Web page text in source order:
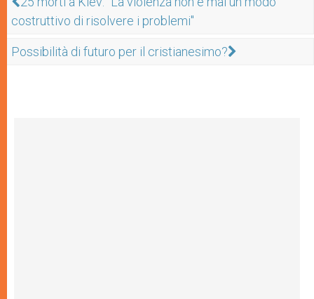
costruttivo di risolvere i problemi"
Possibilità di futuro per il cristianesimo?